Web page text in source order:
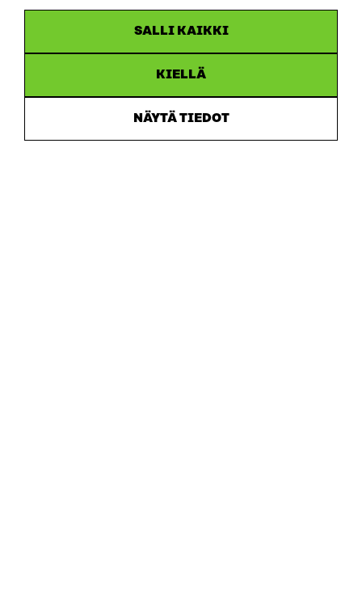
SALLI KAIKKI
KIELLÄ
NÄYTÄ TIEDOT